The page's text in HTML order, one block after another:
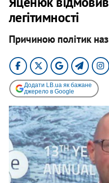
легітимності
Причиною політик
Додати LB.ua як бажане
джерело в Google